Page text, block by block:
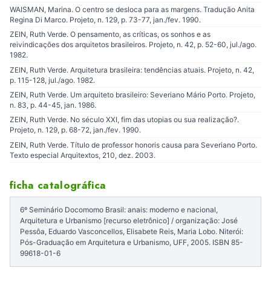
WAISMAN, Marina. O centro se desloca para as margens. Tradução Anita
Regina Di Marco. Projeto, n. 129, p. 73-77, jan./fev. 1990.
ZEIN, Ruth Verde. O pensamento, as críticas, os sonhos e as
reivindicações dos arquitetos brasileiros. Projeto, n. 42, p. 52-60, jul./ago.
1982.
ZEIN, Ruth Verde. Arquitetura brasileira: tendências atuais. Projeto, n. 42,
p. 115-128, jul./ago. 1982.
ZEIN, Ruth Verde. Um arquiteto brasileiro: Severiano Mário Porto. Projeto,
n. 83, p. 44-45, jan. 1986.
ZEIN, Ruth Verde. No século XXI, fim das utopias ou sua realização?.
Projeto, n. 129, p. 68-72, jan./fev. 1990.
ZEIN, Ruth Verde. Título de professor honoris causa para Severiano Porto.
Texto especial Arquitextos, 210, dez. 2003.
ficha catalográfica
6º Seminário Docomomo Brasil: anais: moderno e nacional,
Arquitetura e Urbanismo [recurso eletrônico] / organização: José
Pessôa, Eduardo Vasconcellos, Elisabete Reis, Maria Lobo. Niterói:
Pós-Graduação em Arquitetura e Urbanismo, UFF, 2005. ISBN 85-
99618-01-6